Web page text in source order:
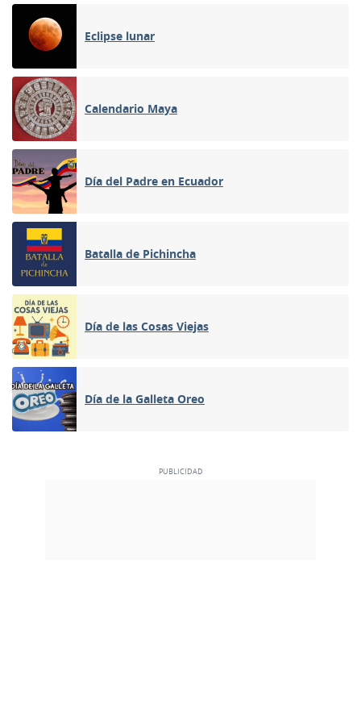
Eclipse lunar
Calendario Maya
Día del Padre en Ecuador
Batalla de Pichincha
Día de las Cosas Viejas
Día de la Galleta Oreo